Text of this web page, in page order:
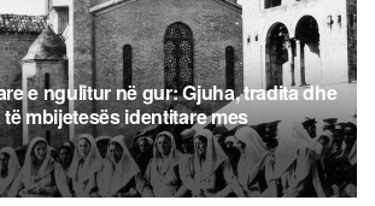
e ngulitur në gur: Gjuha, tradita dhe
mbijetesës identitare mes